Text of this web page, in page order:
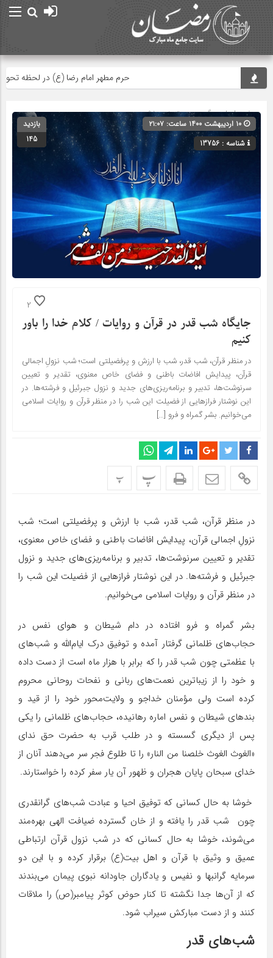
حرم مطهر امام رضا (ع) در لحظه تحویل سال
صفحه اصلی» گروه » دسته‌بندی نشده
شناسه : 13756
بازدید
145
2
جایگاه شب قدر در قرآن و روایات / کلام خدا را باور
کنیم
در منظر قرآن، شب قدر، شب با ارزش و پرفضیلتی است؛ شب نزولِ اجمالی
قرآن، پیدایش افاضات باطنی و فضای خاص معنوی، تقدیر و تعیین
سرنوشت‌ها، تدبیر و برنامه‌ریزی‌‏های جدید و نزول جبرئیل و فرشته‌‏ها. در
این نوشتار فرازهایی از فضیلت این شب را در منظر قرآن و روایات اسلامی
می‌خوانیم. بشر گمراه و فرو […]
پ پ
در منظر قرآن، شب قدر، شب با ارزش و پرفضیلتی است؛ شب
نزولِ اجمالی قرآن، پیدایش افاضات باطنی و فضای خاص معنوی،
تقدیر و تعیین سرنوشت‌ها، تدبیر و برنامه‌ریزی‌‏های جدید و نزول
جبرئیل و فرشته‌‏ها. در این نوشتار فرازهایی از فضیلت این شب را
در منظر قرآن و روایات اسلامی می‌خوانیم.
بشر گمراه و فرو افتاده در دام شیطان و هوای نفس در
حجاب‌های ظلمانی گرفتار آمده و توفیق درک ایام‌الله و شب‌های
با عظمتی چون شب قدر را که برابر با هزار ماه است از دست داده
و خود را از زیباترین نعمت‌های ربانی و نفحات روحانی محروم
کرده است ولی مؤمنان خداجو و ولایت‌محور خود را از قید و
بندهای شیطان و نفس اماره رهانیده، حجاب‌های ظلمانی را یکی
پس از دیگری گسسته و در طلب قرب به حضرت حق ندای
«الغوث الغوث خلصنا من النار» را تا طلوع فجر سر می‌دهند آنان از
خدای سبحان پایان هجران و ظهور آن یار سفر کرده را خواستارند.
خوشا به حال کسانی که توفیق احیا و عبادت شب‌های گرانقدری
چون شب قدر را یافته و از خان گسترده ضیافت الهی بهره‌مند
می‌شوند، خوشا به حال کسانی که در شب نزول قرآن ارتباطی
عمیق و وثیق با قرآن و اهل بیت(ع) برقرار کرده و با این دو
سرمایه گرانبها و نفیس و یادگاران جاودانه نبوی پیمان می‌بندند
که از آن‌ها جدا نگشته تا کنار حوض کوثر پیامبر(ص) را ملاقات
کنند و از دست مبارکش سیراب شود.
شب‌های قدر